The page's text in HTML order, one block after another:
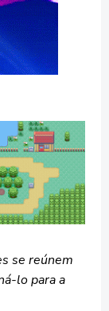
se reúnem
lo para a